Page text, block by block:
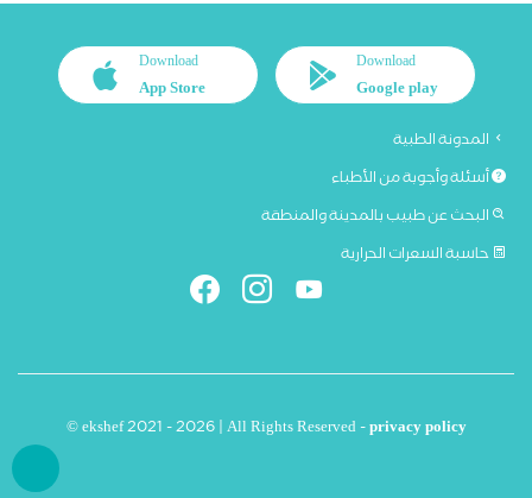
Download
Google play
Download
App Store
المدونة الطبية
أسئلة وأجوبة من الأطباء
البحث عن طبيب بالمدينة والمنطقة
حاسبة السعرات الحرارية
© ekshef 2021 - 2026 | All Rights Reserved -privacy policy